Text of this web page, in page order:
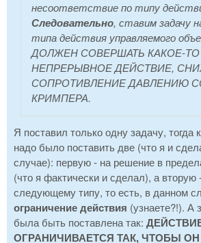
несоответствие по типу
Следовательно, ставим задачу
типа действия управляемого
ДОЛЖЕН СОВЕРШАТЬ КАКОЕ-ТО
НЕПРЕРЫВНОЕ ДЕЙСТВИЕ,
СОПРОТИВЛЕНИЕ ДАВЛЕНИЮ
КРИМПЕРА.
Я поставил только одну задачу, тогда
надо было поставить две (что я и
случае): первую - на решение в
(что я фактически и сделал), а вторую
следующему типу, то есть, в данном
ограничение действия (узнаете?!). А
была быть поставлена так:
ОГРАНИЧИВАЕТСЯ ТАК, ЧТОБЫ